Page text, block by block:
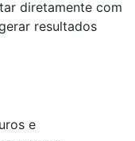
diretamente com
resultados
e